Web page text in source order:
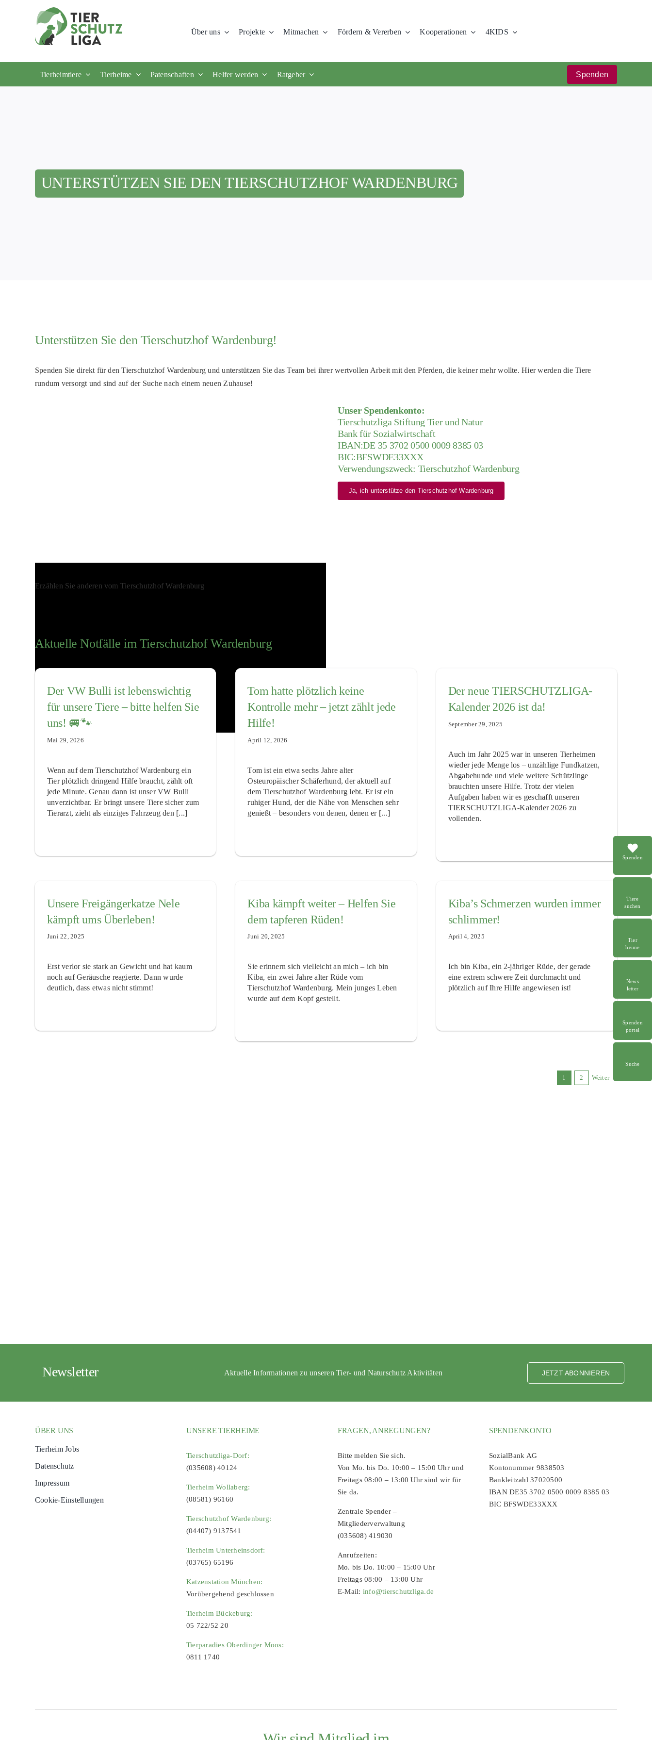
Über uns Projekte Mitmachen Fördern & Vererben Kooperationen 4KIDS
Tierheimtiere Tierheime Patenschaften Helfer werden Ratgeber Spenden
Spenden
Tiere
suchen
Tier
heime
News
letter
Spenden
portal
Suche
UNTERSTÜTZEN SIE DEN TIERSCHUTZHOF WARDENBURG
Unterstützen Sie den Tierschutzhof Wardenburg!
Spenden Sie direkt für den Tierschutzhof Wardenburg und unterstützen Sie das Team bei ihrer wertvollen Arbeit mit den Pferden, die keiner mehr wollte. Hier werden die Tiere
rundum versorgt und sind auf der Suche nach einem neuen Zuhause!
Unser Spendenkonto:
Tierschutzliga Stiftung Tier und Natur
Bank für Sozialwirtschaft
IBAN:DE 35 3702 0500 0009 8385 03
BIC:BFSWDE33XXX
Verwendungszweck: Tierschutzhof Wardenburg
Ja, ich unterstütze den Tierschutzhof Wardenburg
Erzählen Sie anderen vom Tierschutzhof Wardenburg
Aktuelle Notfälle im Tierschutzhof Wardenburg
Der VW Bulli ist lebenswichtig
für unsere Tiere – bitte helfen Sie
uns! 🚐🐾
Mai 29, 2026
Wenn auf dem Tierschutzhof Wardenburg ein
Tier plötzlich dringend Hilfe braucht, zählt oft
jede Minute. Genau dann ist unser VW Bulli
unverzichtbar. Er bringt unsere Tiere sicher zum
Tierarzt, zieht als einziges Fahrzeug den [...]
Tom hatte plötzlich keine
Kontrolle mehr – jetzt zählt jede
Hilfe!
April 12, 2026
Tom ist ein etwa sechs Jahre alter
Osteuropäischer Schäferhund, der aktuell auf
dem Tierschutzhof Wardenburg lebt. Er ist ein
ruhiger Hund, der die Nähe von Menschen sehr
genießt – besonders von denen, denen er [...]
Der neue TIERSCHUTZLIGA-
Kalender 2026 ist da!
September 29, 2025
Auch im Jahr 2025 war in unseren Tierheimen
wieder jede Menge los – unzählige Fundkatzen,
Abgabehunde und viele weitere Schützlinge
brauchten unsere Hilfe. Trotz der vielen
Aufgaben haben wir es geschafft unseren
TIERSCHUTZLIGA-Kalender 2026 zu
vollenden.
Unsere Freigängerkatze Nele
kämpft ums Überleben!
Juni 22, 2025
Erst verlor sie stark an Gewicht und hat kaum
noch auf Geräusche reagierte. Dann wurde
deutlich, dass etwas nicht stimmt!
Kiba kämpft weiter – Helfen Sie
dem tapferen Rüden!
Juni 20, 2025
Sie erinnern sich vielleicht an mich – ich bin
Kiba, ein zwei Jahre alter Rüde vom
Tierschutzhof Wardenburg. Mein junges Leben
wurde auf dem Kopf gestellt.
Kiba’s Schmerzen wurden immer
schlimmer!
April 4, 2025
Ich bin Kiba, ein 2-jähriger Rüde, der gerade
eine extrem schwere Zeit durchmacht und
plötzlich auf Ihre Hilfe angewiesen ist!
1 2 Weiter
Newsletter Aktuelle Informationen zu unseren Tier- und Naturschutz Aktivitäten JETZT ABONNIEREN
ÜBER UNS
Tierheim Jobs
Datenschutz
Impressum
Cookie-Einstellungen
UNSERE TIERHEIME
Tierschutzliga-Dorf:
(035608) 40124
Tierheim Wollaberg:
(08581) 96160
Tierschutzhof Wardenburg:
(04407) 9137541
Tierheim Unterheinsdorf:
(03765) 65196
Katzenstation München:
Vorübergehend geschlossen
Tierheim Bückeburg:
05 722/52 20
Tierparadies Oberdinger Moos:
0811 1740
FRAGEN, ANREGUNGEN?
Bitte melden Sie sich.
Von Mo. bis Do. 10:00 – 15:00 Uhr und
Freitags 08:00 – 13:00 Uhr sind wir für
Sie da.
Zentrale Spender –
Mitgliederverwaltung
(035608) 419030
Anrufzeiten:
Mo. bis Do. 10:00 – 15:00 Uhr
Freitags 08:00 – 13:00 Uhr
E-Mail: info@tierschutzliga.de
SPENDENKONTO
SozialBank AG
Kontonummer 9838503
Bankleitzahl 37020500
IBAN DE35 3702 0500 0009 8385 03
BIC BFSWDE33XXX